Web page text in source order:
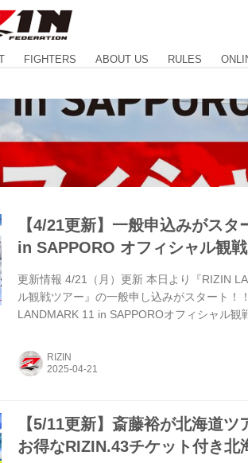
FIGHTERS ABOUT US RULES
【4/21更新】一般申込みがス
in SAPPORO オフィシャル観
更新情報 4/21（月）更新 本日より『RIZIN
ル観戦ツアー』の一般申し込みがスタート
LANDMARK 11 in SAPPOROオフィシャル観
SAPPOROオフィシャル観戦ツアー♪ 」 格安
得！ 北海道 旅行を楽しく、お得に。 6月14
RIZIN
【5/11更新】斎藤裕が北海道
お得なRIZIN.43チケット付き北